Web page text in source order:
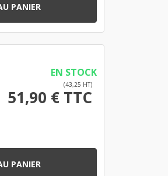
PANIER
EN STOCK
(43,25 HT)
51,90 € TTC
PANIER